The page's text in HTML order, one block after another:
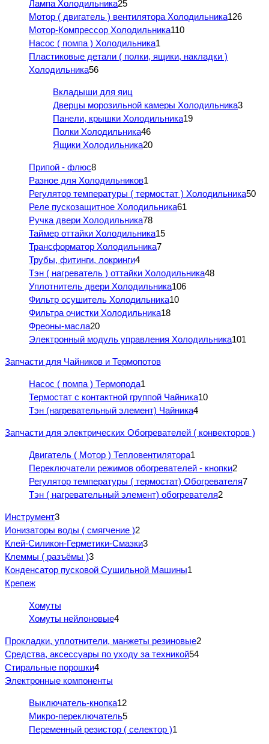
Лампа Холодильника25
Мотор ( двигатель ) вентилятора Холодильника126
Мотор-Компрессор Холодильника110
Насос ( помпа ) Холодильника1
Пластиковые детали ( полки, ящики, накладки )
Холодильника56
Вкладыши для яиц
Дверцы морозильной камеры Холодильника3
Панели, крышки Холодильника19
Полки Холодильника46
Ящики Холодильника20
Припой - флюс8
Разное для Холодильников1
Регулятор температуры ( термостат ) Холодильника50
Реле пускозащитное Холодильника61
Ручка двери Холодильника78
Таймер оттайки Холодильника15
Трансформатор Холодильника7
Трубы, фитинги, локринги4
Тэн ( нагреватель ) оттайки Холодильника48
Уплотнитель двери Холодильника106
Фильтр осушитель Холодильника10
Фильтра очистки Холодильника18
Фреоны-масла20
Электронный модуль управления Холодильника101
Запчасти для Чайников и Термопотов
Насос ( помпа ) Термопода1
Термостат с контактной группой Чайника10
Тэн (нагревательный элемент) Чайника4
Запчасти для электрических Обогревателей ( конвекторов )
Двигатель ( Мотор ) Тепловентилятора1
Переключатели режимов обогревателей - кнопки2
Регулятор температуры ( термостат) Обогревателя7
Тэн ( нагревательный элемент) обогревателя2
Инструмент3
Ионизаторы воды ( смягчение )2
Клей-Силикон-Герметики-Смазки3
Клеммы ( разъёмы )3
Конденсатор пусковой Сушильной Машины1
Крепеж
Хомуты
Хомуты нейлоновые4
Прокладки, уплотнители, манжеты резиновые2
Средства, аксессуары по уходу за техникой54
Стиральные порошки4
Электронные компоненты
Выключатель-кнопка12
Микро-переключатель5
Переменный резистор ( селектор )1